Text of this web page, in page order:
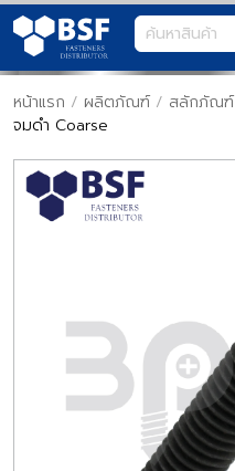
หน้าแรก / ผลิตภัณฑ์ / สลักภัณฑ์
จมดำ Coarse